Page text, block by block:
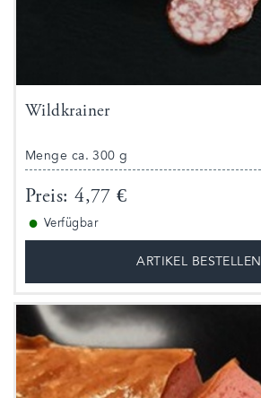
Wildkrainer
Menge ca. 300 g
Preis: 4,77 €
● Verfügbar
ARTIKEL BESTELLEN